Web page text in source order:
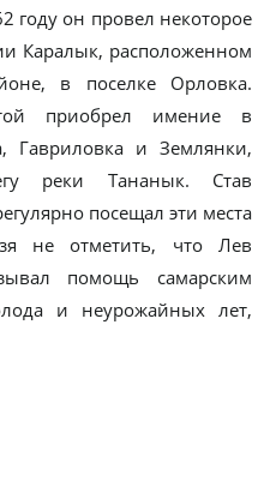
году он провел некоторое
Каралык, расположенном
в поселке Орловка.
приобрел имение в
Гавриловка и Землянки,
реки Тананык. Став
посещал эти места
не отметить, что Лев
помощь самарским
и неурожайных лет,